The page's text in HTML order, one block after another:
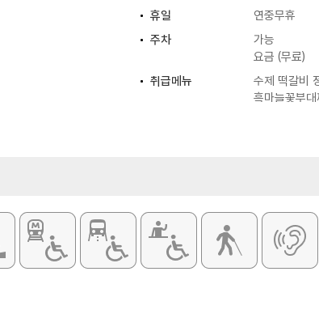
휴일
연중무휴
주차
가능
요금 (무료)
취급메뉴
수제 떡갈비
흑마늘꽃부